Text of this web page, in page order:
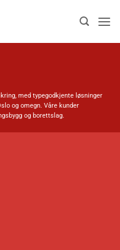
med typegodkjente løsninger
og omegn. Våre kunder
og borettslag.